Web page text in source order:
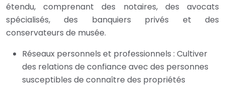
étendu, comprenant des notaires, des avocats
spécialisés, des banquiers privés et des
conservateurs de musée.
Réseaux personnels et professionnels : Cultiver
des relations de confiance avec des personnes
susceptibles de connaître des propriétés